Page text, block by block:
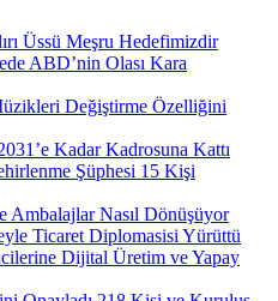
Üssü Meşru Hedefimizdir
ABD’nin Olası Kara
Değiştirme Özelliğini
Kadar Kadrosuna Kattı
Şüphesi 15 Kişi
Ambalajlar Nasıl Dönüşüyor
Ticaret Diplomasisi Yürüttü
Dijital Üretim ve Yapay